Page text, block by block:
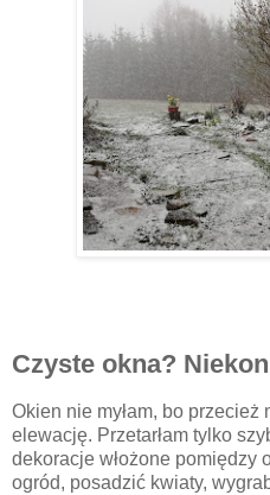
Czyste okna?
Okien nie myłam, bo przecież
elewację. Przetarłam tylko
dekoracje włożone pomiędzy
ogród, posadzić kwiaty,